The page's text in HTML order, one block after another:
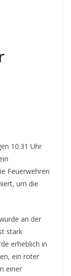
10:31 Uhr
Feuerwehren
um die
an der
stark
erheblich in
ein roter
einer